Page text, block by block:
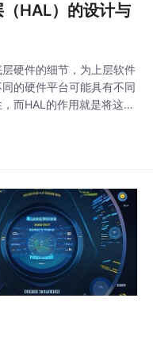
HAL）的设计与
硬件的细节，为上层软件
的硬件平台可能具有不同
而HAL的作用就是将这些
方法是通过对底层硬件的